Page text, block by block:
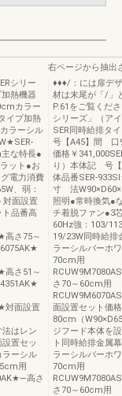
シリー
熱機器
カラー
イプ加熱
ラーシル
な特長●
ット●お
電力消費
、弱：
対面設置
品番高
高さ75～
高さ51～
対面設置
はレン
置セッ
ラーシル
用
高さ
右ページから抽出
♦♦♦/：には扉デ
材は末尾が「/」
P.61をご覧くだ
シリーズ」（ア
SER同時給排タ
号【A45】間 口
価格￥
り）本体記 号【
体品番SER-
寸 法
照明●常時換気●
チ着脱ファン●3
60Hz強：103/
19/23W同時給排
ラーシルバーホ
70cm用
さ70～60cm用
面設置セット価
80cm（
ジフード本体を
ト同時給排金属
ラーシルバーホ
70cm用
さ70～60cm用